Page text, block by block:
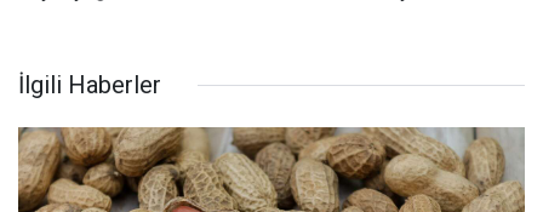
İlgili Haberler